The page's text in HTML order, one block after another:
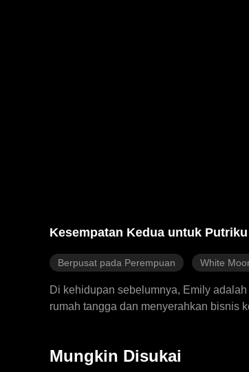
Kesempatan Kedua untuk
Berpusat pada Perempuan White
Di kehidupan sebelumnya, Emily
rumah tangga dan menyerahkan bisnis
kini bertekad mengubah takdir
Mungkin Disukai